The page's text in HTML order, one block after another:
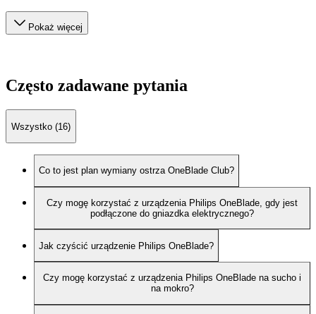
Pokaż więcej
Często zadawane pytania
Wszystko (16)
Co to jest plan wymiany ostrza OneBlade Club?
Czy mogę korzystać z urządzenia Philips OneBlade, gdy jest
podłączone do gniazdka elektrycznego?
Jak czyścić urządzenie Philips OneBlade?
Czy mogę korzystać z urządzenia Philips OneBlade na sucho i
na mokro?